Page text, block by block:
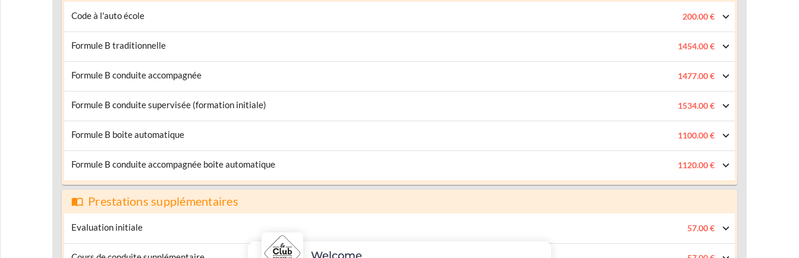
Code à l'auto école 200.00 €
Formule B traditionnelle 1454.00 €
Formule B conduite accompagnée 1477.00 €
Formule B conduite supervisée (formation initiale) 1534.00 €
Formule B boite automatique 1100.00 €
Formule B conduite accompagnée boite automatique 1120.00 €
Prestations supplémentaires
Evaluation initiale 57.00 €